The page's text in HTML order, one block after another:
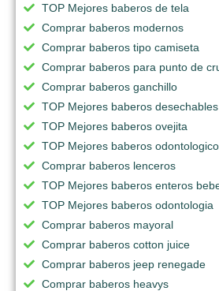
TOP Mejores baberos de tela
Comprar baberos modernos
Comprar baberos tipo camiseta
Comprar baberos para punto de
Comprar baberos ganchillo
TOP Mejores baberos desechables
TOP Mejores baberos ovejita
TOP Mejores baberos
Comprar baberos lenceros
TOP Mejores baberos enteros
TOP Mejores baberos odontologia
Comprar baberos mayoral
Comprar baberos cotton juice
Comprar baberos jeep renegade
Comprar baberos heavys